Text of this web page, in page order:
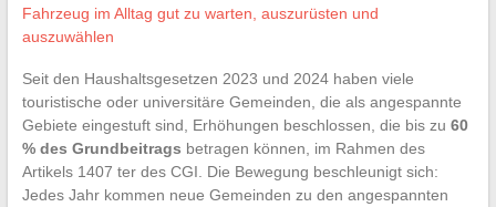
Fahrzeug im Alltag gut zu warten, auszurüsten und
auszuwählen
Seit den Haushaltsgesetzen 2023 und 2024 haben viele
touristische oder universitäre Gemeinden, die als angespannte
Gebiete eingestuft sind, Erhöhungen beschlossen, die bis zu 60
% des Grundbeitrags betragen können, im Rahmen des
Artikels 1407 ter des CGI. Die Bewegung beschleunigt sich:
Jedes Jahr kommen neue Gemeinden zu den angespannten